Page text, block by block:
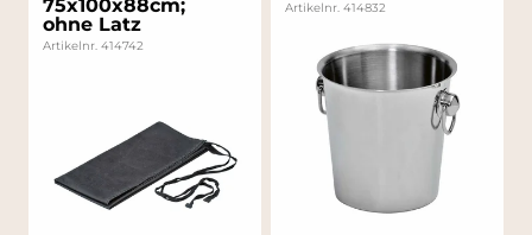
75x100x88cm;
ohne Latz
Artikelnr. 414742
Artikelnr. 414832